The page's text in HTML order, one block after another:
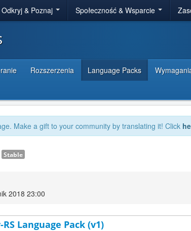
Odkryj & Poznaj Społeczność & Wsparcie
Rozszerzenia Language Packs
Make a gift to your community by translating it! Click
Stable
2018 23:00
Language Pack (v1)